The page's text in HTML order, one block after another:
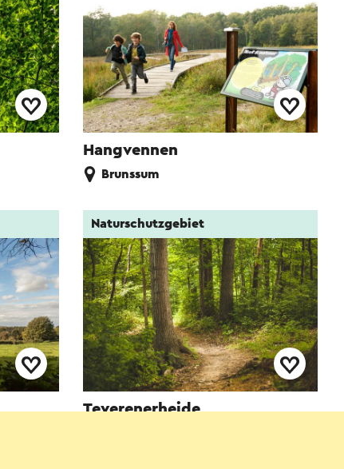
Hangvennen
Brunssum
Teverenerheide
Naturschutzgebiet